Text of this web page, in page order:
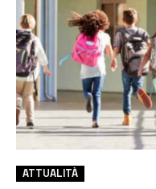
ATTUALITÀ